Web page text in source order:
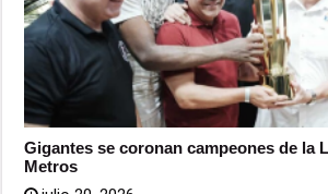
Gigantes se coronan campeones de la
Metros